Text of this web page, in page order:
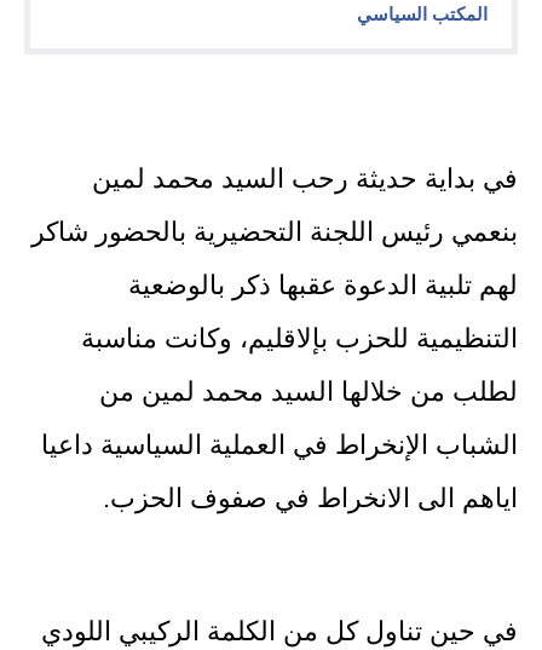
المكتب السياسي
في بداية حديثة رحب السيد محمد لمين
بنعمي رئيس اللجنة التحضيرية بالحضور شاكر
لهم تلبية الدعوة عقبها ذكر بالوضعية
التنظيمية للحزب بإلاقليم، وكانت مناسبة
لطلب من خلالها السيد محمد لمين من
الشباب الإنخراط في العملية السياسية داعيا
اياهم الى الانخراط في صفوف الحزب.
في حين تناول كل من الكلمة الركيبي اللودي